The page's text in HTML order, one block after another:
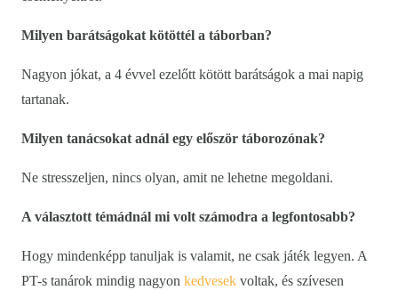
Milyen barátságokat kötöttél a táborban?
Nagyon jókat, a 4 évvel ezelőtt kötött barátságok a mai napig
tartanak.
Milyen tanácsokat adnál egy először táborozónak?
Ne stresszeljen, nincs olyan, amit ne lehetne megoldani.
A választott témádnál mi volt számodra a legfontosabb?
Hogy mindenképp tanuljak is valamit, ne csak játék legyen. A
PT-s tanárok mindig nagyon kedvesek voltak, és szívesen